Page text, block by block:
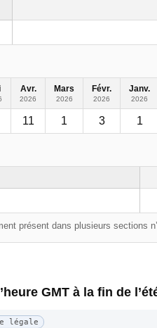
Avr.
2026
Mars
2026
Févr.
2026
Janv.
2026
11 1 3 1
présent dans plusieurs sections
GMT à la fin de
légale